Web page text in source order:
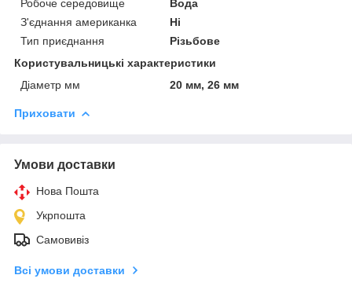
Робоче середовище
Вода
З'єднання американка
Ні
Тип приєднання
Різьбове
Користувальницькі характеристики
Діаметр мм
20 мм, 26 мм
Приховати
Умови доставки
Нова Пошта
Укрпошта
Самовивіз
Всі умови доставки